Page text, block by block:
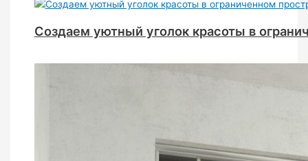
Создаем уютный уголок красоты в